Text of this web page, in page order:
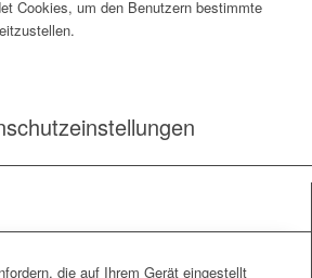
Cookies, um den Benutzern bestimmte
die auf Ihrem Gerät eingestellt